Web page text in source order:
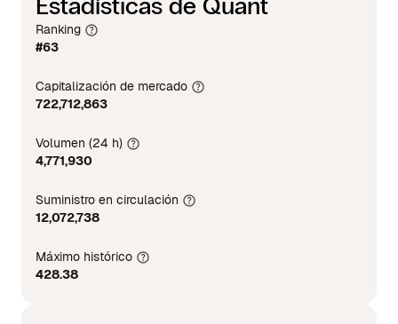
Estadísticas de Quant
Ranking
#63
Capitalización de mercado
722,712,863
Volumen (24 h)
4,771,930
Suministro en circulación
12,072,738
Máximo histórico
428.38